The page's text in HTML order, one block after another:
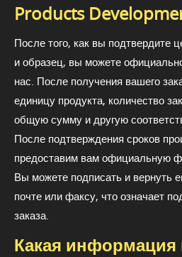
Products
После того, как вы подтвердите
и образец, вы можете
нас. После получения вашего
единицу продукта, количество
общую сумму и другую
После подтверждения сроков
предоставим вам официальную
Вы можете подписать и вернуть
почте или факсу, что означает
заказа.
Какая информация